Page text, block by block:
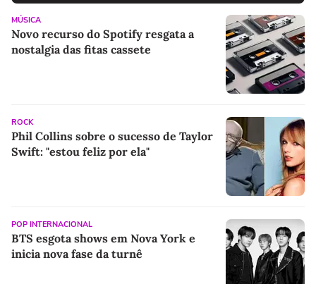
MÚSICA
Novo recurso do Spotify resgata a
nostalgia das fitas cassete
ROCK
Phil Collins sobre o sucesso de Taylor
Swift: "estou feliz por ela"
POP INTERNACIONAL
BTS esgota shows em Nova York e
inicia nova fase da turnê